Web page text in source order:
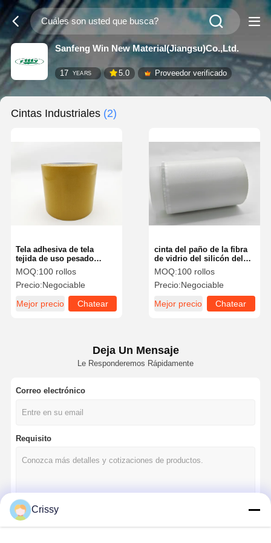
Sanfeng Win New Material(Jiangsu)Co.,Ltd.
17 YEARS 5.0 Proveedor verificado
Cintas Industriales (2)
Tela adhesiva de tela
tejida de uso pesado
impermeable a los
residuos libre de lágrimas
resistente a las lágrimas
MOQ:100 rollos
Precio:Negociable
Mejor precio
Chatear
cinta del paño de la fibra
de vidrio del silicón del
180μm para los
componentes eléctricos
MOQ:100 rollos
Precio:Negociable
Mejor precio
Chatear
Deja Un Mensaje
Le Responderemos Rápidamente
Correo electrónico
Requisito
Crissy